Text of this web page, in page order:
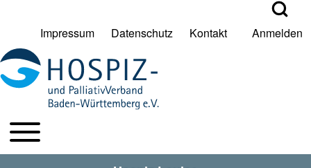
Suche Schließen
Suche
User account menu
Impressum Datenschutz Kontakt Anmelden
HPV BW Hauptmenu
Toggle main menu